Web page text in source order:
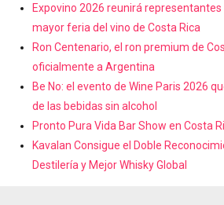
Expovino 2026 reunirá
mayor feria del vino de Costa Rica
Ron Centenario, el ron premium de
oficialmente a Argentina
Be No: el evento de Wine Paris 2026
de las bebidas sin alcohol
Pronto Pura Vida Bar Show en Costa
Kavalan Consigue el Doble
Destilería y Mejor Whisky Global